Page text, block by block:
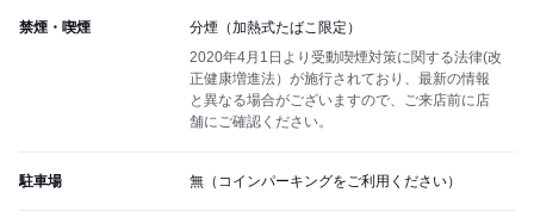
禁煙・喫煙
分煙（加熱式たばこ限定）
2020年4月1日より受動喫煙対策に関する法律(改
正健康増進法）が施行されており、最新の情報
と異なる場合がございますので、ご来店前に店
舗にご確認ください。
駐車場 無（コインパーキングをご利用ください）